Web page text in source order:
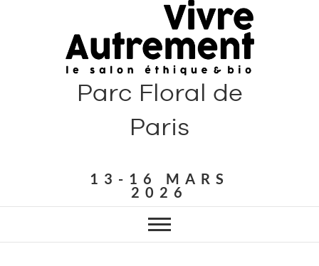
Parc Floral de
Paris
13-16 MARS
2026